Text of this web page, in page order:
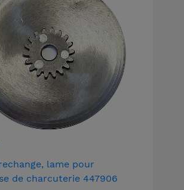
lame pour
de charcuterie 447906